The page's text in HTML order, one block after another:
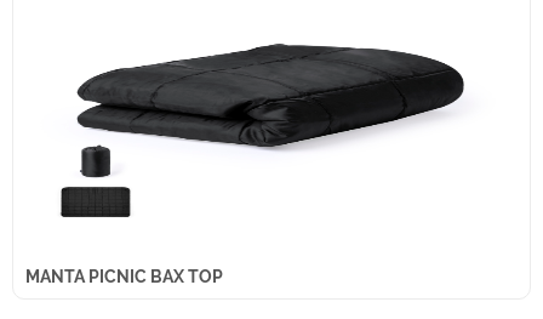
MANTA PICNIC BAX TOP